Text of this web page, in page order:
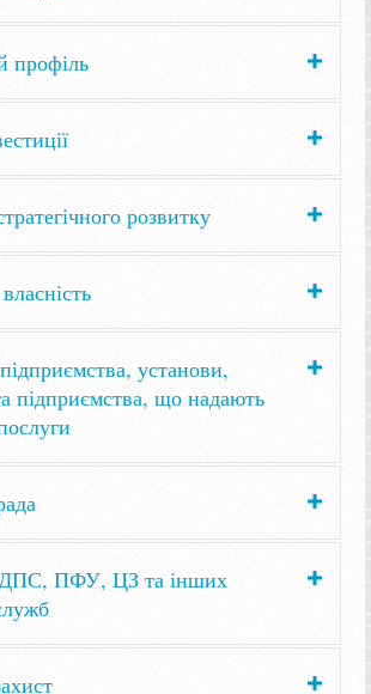
профіль
розвитку
установи,
підприємства, що надають
ДПС, ПФУ, ЦЗ та інших